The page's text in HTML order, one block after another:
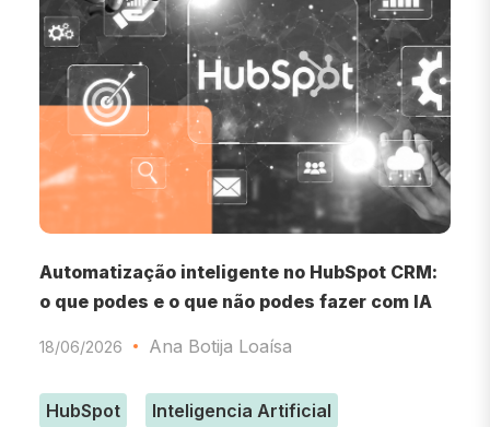
Automatização inteligente no HubSpot CRM:
o que podes e o que não podes fazer com IA
18/06/2026 Ana Botija Loaísa
HubSpot Inteligencia Artificial